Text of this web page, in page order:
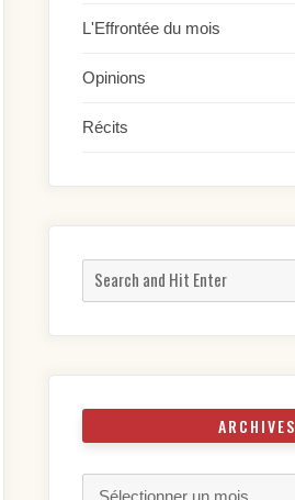
L'Effrontée du mois
Opinions
Récits
Search
for:
ARCHIVES